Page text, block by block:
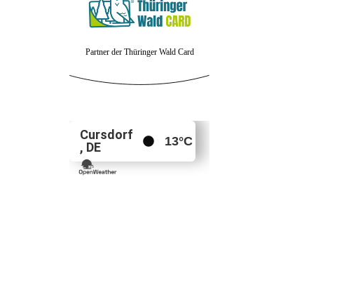
Partner der Thüringer Wald Card